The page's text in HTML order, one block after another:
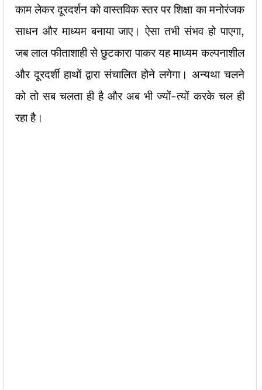
काम लेकर दूरदर्शन को वास्तविक स्तर पर शिक्षा का मनोरंजक
साधन और माध्यम बनाया जाए। ऐसा तभी संभव हो पाएगा,
जब लाल फीताशाही से छुटकारा पाकर यह माध्यम कल्पनाशील
और दूरदर्शी हाथों द्वारा संचालित होने लगेगा। अन्यथा चलने
को तो सब चलता ही है और अब भी ज्यों-त्यों करके चल ही
रहा है।